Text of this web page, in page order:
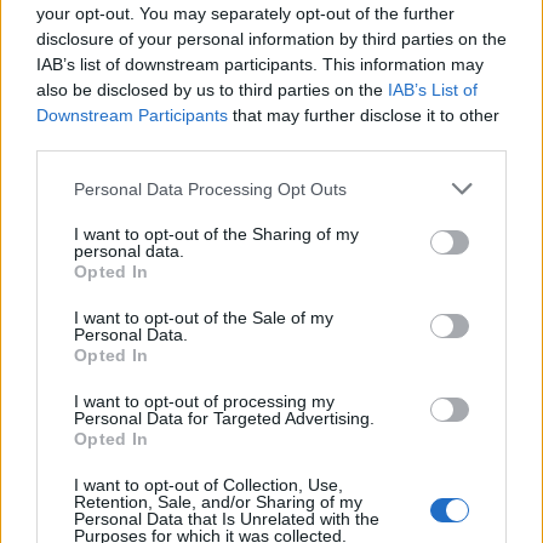
your opt-out. You may separately opt-out of the further
disclosure of your personal information by third parties on the
IAB’s list of downstream participants. This information may
also be disclosed by us to third parties on the IAB’s List of
Downstream Participants that may further disclose it to other
Personal Data Processing Opt Outs
I want to opt-out of the Sharing of my
personal data.
Opted In
I want to opt-out of the Sale of my
Personal Data.
Opted In
I want to opt-out of processing my
Personal Data for Targeted Advertising.
Opted In
I want to opt-out of Collection, Use,
Retention, Sale, and/or Sharing of my
Personal Data that Is Unrelated with the
Purposes for which it was collected.
Edellinen artikkeli
Tilipäivä! Aleksander Barkov
jatkosopimuksen
Seuraava artikkeli
suomalaiskausi edessä?
LIITTYVÄT ARTIKKELIT LISÄÄ TEKIJÄLTÄ
Aleksander Barkov tekee paluun
kaukaloon